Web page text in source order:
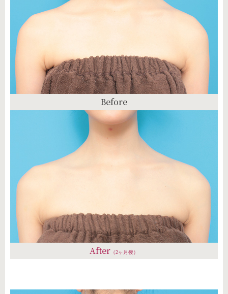
Before
After （2ヶ月後）